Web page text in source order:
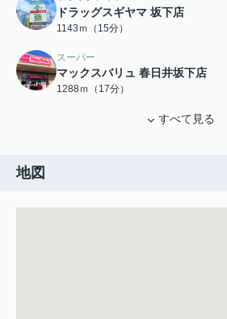
ドラッグスギヤマ 坂下店
1143ｍ（15分）
スーパー
マックスバリュ 春日井坂下店
1288ｍ（17分）
すべて見る
地図